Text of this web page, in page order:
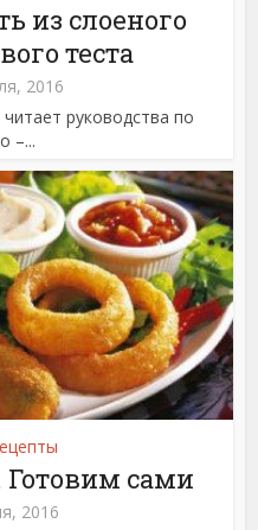
из слоеного
теста
2016
руководства по
–...
Готовим сами
2016